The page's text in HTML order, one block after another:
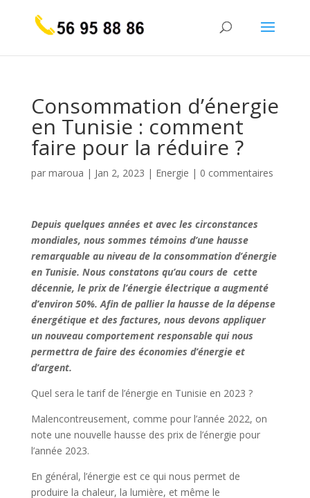
Consommation d’énergie
en Tunisie : comment
faire pour la réduire ?
par maroua | Jan 2, 2023 | Energie | 0 commentaires
Depuis quelques années et avec les circonstances
mondiales, nous sommes témoins d’une hausse
remarquable au niveau de la consommation d’énergie
en Tunisie. Nous constatons qu’au cours de cette
décennie, le prix de l’énergie électrique a augmenté
d’environ 50%. Afin de pallier la hausse de la dépense
énergétique et des factures, nous devons appliquer
un nouveau comportement responsable qui nous
permettra de faire des économies d’énergie et
d’argent.
Quel sera le tarif de l’énergie en Tunisie en 2023 ?
Malencontreusement, comme pour l’année 2022, on
note une nouvelle hausse des prix de l’énergie pour
l’année 2023.
En général, l’énergie est ce qui nous permet de
produire la chaleur, la lumière, et même le